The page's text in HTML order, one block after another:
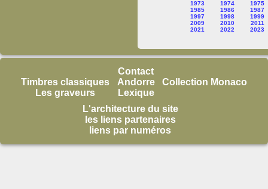
1973 1974
1975
1985
1986
1987
1997
1998
1999
2009
2010
2011
2021
2022 2023
Timbres classiques
Les graveurs
Contact
Andorre
Lexique
Collection Monaco
L'architecture du site
les liens partenaires
liens par numéros